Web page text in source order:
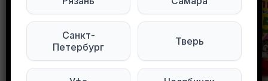
Санкт-
Петербург
Тверь